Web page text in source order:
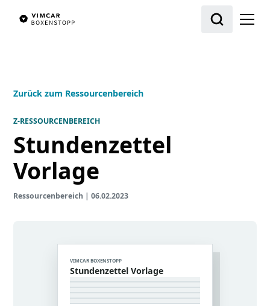
Zurück zum Ressourcenbereich
Z-RESSOURCENBEREICH
Stundenzettel
Vorlage
Ressourcenbereich |06.02.2023
VIMCAR BOXENSTOPP
Stundenzettel Vorlage